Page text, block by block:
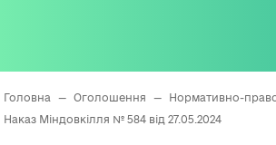
Головна — Оголошення — Нормативно-
Наказ Міндовкілля № 584 від 27.05.2024